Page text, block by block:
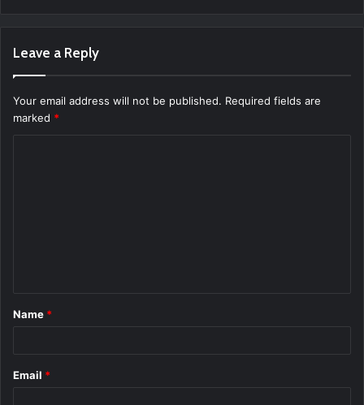
Leave a Reply
Your email address will not be published. Required fields are
marked *
*
Name *
Email *